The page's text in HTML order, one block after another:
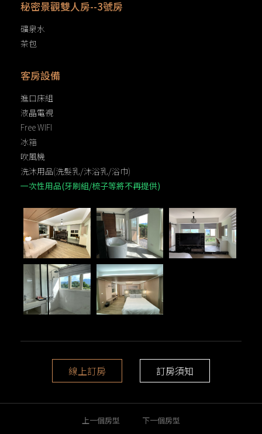
秘密景觀雙人房--3號房
礦泉水
茶包
客房設備
進口床組
液晶電視
Free WIFI
冰箱
吹風機
洗沐用品(洗髮乳/沐浴乳/浴巾)
一次性用品(牙刷組/梳子等將不再提供)
線上訂房 訂房須知
上一個房型 下一個房型